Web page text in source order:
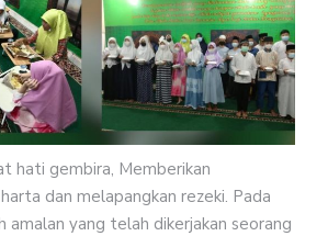
hati gembira, Memberikan
dan melapangkan rezeki. Pada
amalan yang telah dikerjakan seorang